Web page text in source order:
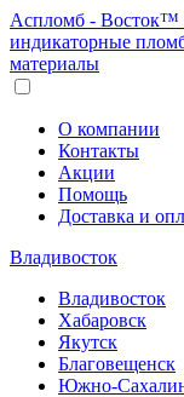
Аспломб - Восток™
индикаторные
материалы
О компании
Контакты
Акции
Помощь
Доставка и
Владивосток
Владивосток
Хабаровск
Якутск
Благовещенск
Южно-